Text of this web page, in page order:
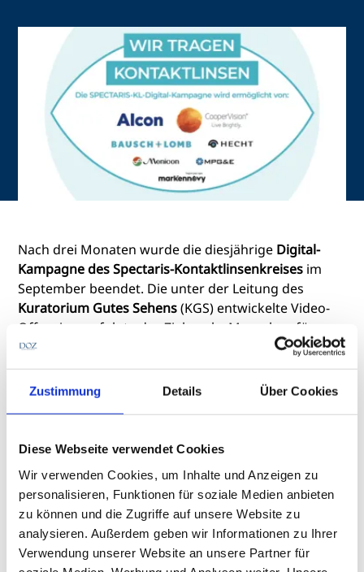
Zustimmung Details Über Cookies
Diese Webseite verwendet Cookies
Wir verwenden Cookies, um Inhalte und Anzeigen zu
personalisieren, Funktionen für soziale Medien anbieten
zu können und die Zugriffe auf unsere Website zu
analysieren. Außerdem geben wir Informationen zu Ihrer
Verwendung unserer Website an unsere Partner für
Nach drei Monaten wurde die diesjährige Digital-
Kampagne des Spectaris-Kontaktlinsenkreises im
September beendet. Die unter der Leitung des
Kuratorium Gutes Sehens(KGS) entwickelte Video-
Offensive verfolgte das Ziel, mehr Menschen für
Kontaktlinsen zu begeistern und zur Anpasser-Suche
zu leiten. So verzeichnete das Hauptportal
Kontaktlinseninfo.de
rund 145.000 Aufrufe von
genutzt haben. Augenoptikerinnen und
hier kostenlos registrieren und die Kampagnen-
Videos sowie Facebook-Posts in ihren sozialen
Netzwerken teilen.